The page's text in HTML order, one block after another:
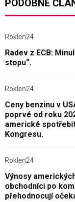
PODOBNÉ
Roklen24
Radev z ECB:
stopu“.
Roklen24
Ceny benzinu v
poprvé od roku
americké
Kongresu.
Roklen24
Výnosy
obchodníci po
přehodnocují